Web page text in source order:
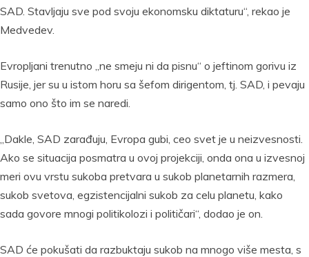
SAD. Stavljaju sve pod svoju ekonomsku diktaturu“, rekao je
Medvedev.
Evropljani trenutno „ne smeju ni da pisnu“ o jeftinom gorivu iz
Rusije, jer su u istom horu sa šefom dirigentom, tj. SAD, i pevaju
samo ono što im se naredi.
„Dakle, SAD zarađuju, Evropa gubi, ceo svet je u neizvesnosti.
Ako se situacija posmatra u ovoj projekciji, onda ona u izvesnoj
meri ovu vrstu sukoba pretvara u sukob planetarnih razmera,
sukob svetova, egzistencijalni sukob za celu planetu, kako
sada govore mnogi politikolozi i političari“, dodao je on.
SAD će pokušati da razbuktaju sukob na mnogo više mesta, s